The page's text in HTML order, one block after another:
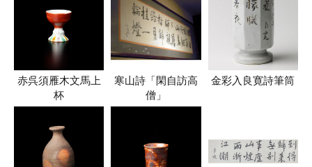
赤呉須雁木文馬上
杯
寒山詩「閑自訪高
僧」
金彩入良寛詩筆筒